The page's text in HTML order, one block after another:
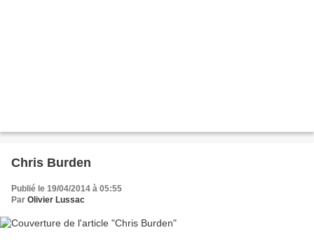
Chris Burden
Publié le 19/04/2014 à 05:55
Par Olivier Lussac